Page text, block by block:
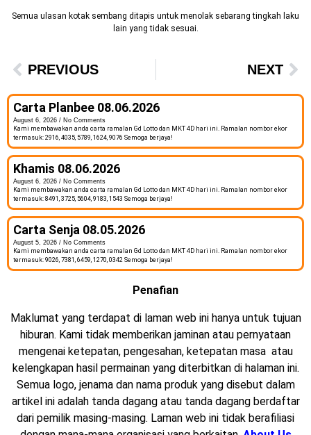
Semua ulasan kotak sembang ditapis untuk menolak sebarang tingkah laku
lain yang tidak sesuai.
PREVIOUS NEXT
Carta Planbee 08.06.2026
August 6, 2026
No Comments
Kami membawakan anda carta ramalan Gd Lotto dan MKT 4D hari ini. Ramalan nombor ekor
termasuk: 2916, 4035, 5789, 1624, 9076 Semoga berjaya!
Khamis 08.06.2026
August 6, 2026
No Comments
Kami membawakan anda carta ramalan Gd Lotto dan MKT 4D hari ini. Ramalan nombor ekor
termasuk: 8491, 3725, 5604, 9183, 1543 Semoga berjaya!
Carta Senja 08.05.2026
August 5, 2026
No Comments
Kami membawakan anda carta ramalan Gd Lotto dan MKT 4D hari ini. Ramalan nombor ekor
termasuk: 9026, 7381, 6459, 1270, 0342 Semoga berjaya!
Penafian
Maklumat yang terdapat di laman web ini hanya untuk tujuan
hiburan. Kami tidak memberikan jaminan atau pernyataan
mengenai ketepatan, pengesahan, ketepatan masa atau
kelengkapan hasil permainan yang diterbitkan di halaman ini.
Semua logo, jenama dan nama produk yang disebut dalam
artikel ini adalah tanda dagang atau tanda dagang berdaftar
dari pemilik masing-masing. Laman web ini tidak berafiliasi